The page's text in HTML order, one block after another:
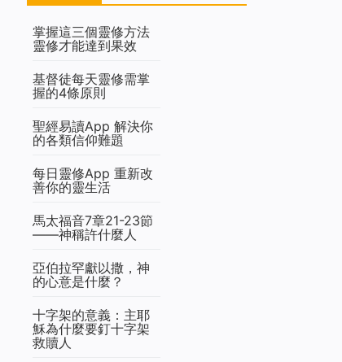
掌握這三個靈修方法
靈修才能達到果效
基督徒每天靈修需掌
握的4條原則
聖經易讀App 解決你
的各類信仰難題
每日靈修App 重新改
善你的靈生活
馬太福音7章21-23節
——神稱許什麼人
亞伯拉罕獻以撒，神
的心意是什麼？
十字架的意義：主耶
穌為什麼要釘十字架
救贖人